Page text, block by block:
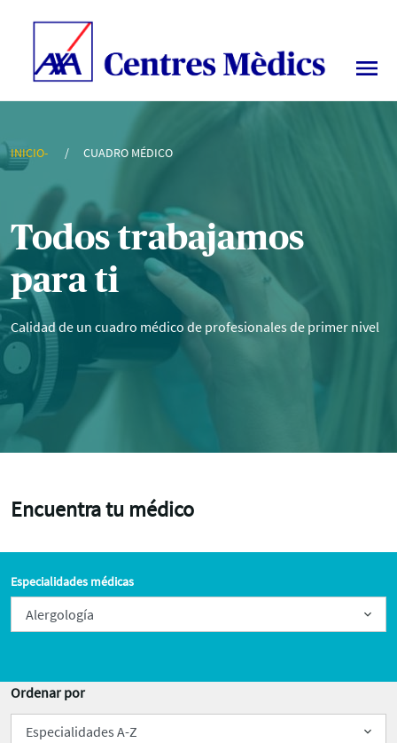
▷ Mejores Médicos de Barcelona | Cuadro Médico
INICIO- CUADRO MÉDICO
Todos trabajamos
para ti
Calidad de un cuadro médico de profesionales de primer nivel
Encuentra tu médico
Especialidades médicas
Ordenar por